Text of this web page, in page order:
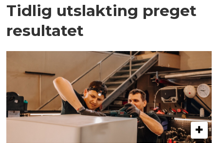
Tidlig utslakting preget
resultatet